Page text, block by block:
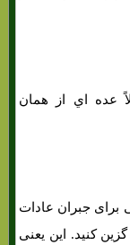
عده اي از همان
برای جبران عادات
کنید. این یعنی